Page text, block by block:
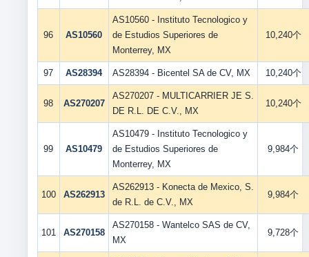
96 AS10560
AS10560 - Instituto Tecnologico y
de Estudios Superiores de
Monterrey, MX
10,240个
97 AS28394 AS28394 - Bicentel SA de CV, MX 10,240个
98 AS270207
AS270207 - MULTICARRIER JE S.
DE R.L. DE C.V., MX
10,240个
99 AS10479
AS10479 - Instituto Tecnologico y
de Estudios Superiores de
Monterrey, MX
9,984个
100 AS262913
AS262913 - Konecta de Mexico, S.
de R.L. de C.V., MX
9,984个
101 AS270158
AS270158 - Wantelco SAS de CV,
MX
9,728个